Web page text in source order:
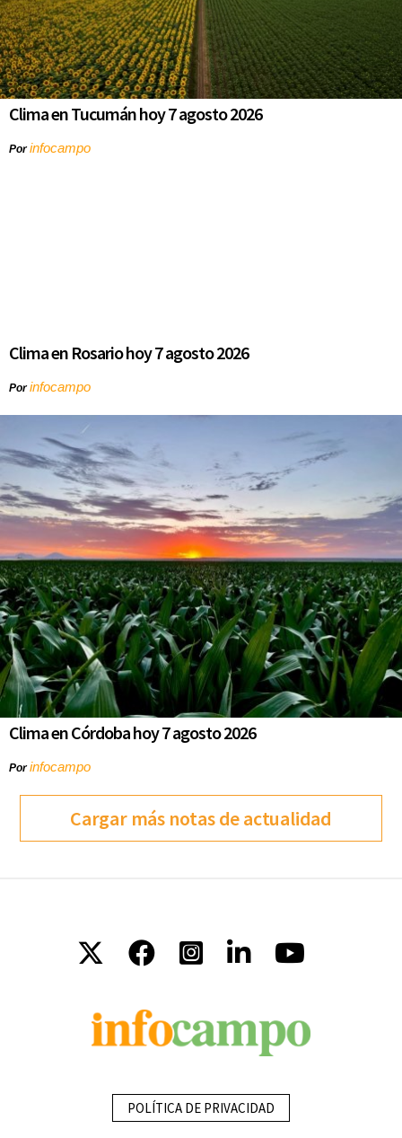
Clima en Tucumán hoy 7 agosto 2026
Porinfocampo
Clima en Rosario hoy 7 agosto 2026
Porinfocampo
Clima en Córdoba hoy 7 agosto 2026
Porinfocampo
Cargar más notas de actualidad
POLÍTICA DE PRIVACIDAD